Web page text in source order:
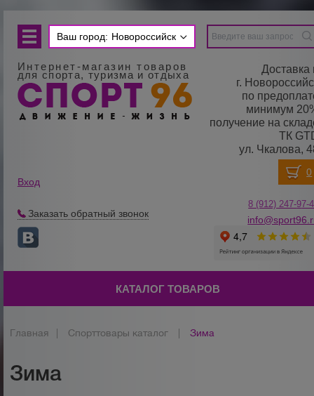
Ваш город: Новороссийск
Интернет-магазин товаров
для спорта, туризма и отдыха
Доставка
г.
по
минимум
получение на
ТК
ул. Чкалова,
Вход
Заказать обратный звонок
8 (912) 247-97-
КАТАЛОГ ТОВАРОВ
Главная Спорттовары каталог Зима
Зима